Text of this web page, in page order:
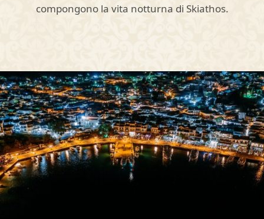
compongono la vita notturna di Skiathos.